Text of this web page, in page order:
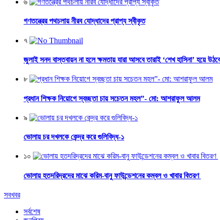
৬
গণতন্ত্রের পথচলায় নীরব যোদ্ধাদের প্রাপ্য স্বীকৃত
৭
জুলাই সনদ বাস্তবায়ন না হলে ক্ষমতায় যারা আসবে তারাই ‘শেখ হাসিনা’ হয়ে
৮
প্রধান শিক্ষক নিয়োগে স্বচ্ছতা চায় সচেতন মহল”- মো: আশরাফুল আলম
৯
ভোলায় চর দখলকে কেন্দ্র করে গুলিবিদ্ধ-১
১০
ভোলায় হতদরিদ্রদের মাঝে করিম-বানু ফাউন্ডেশনের কম্বল ও খাবার বিতরণ
সবখবর
সর্বশেষ